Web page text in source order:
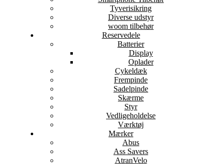
Tyverisikring
Diverse udstyr
woom tilbehør
Reservedele
Batterier
Display
Oplader
Cykeldæk
Frempinde
Sadelpinde
Skærme
Styr
Vedligeholdelse
Værktøj
Mærker
Abus
Ass Savers
AtranVelo